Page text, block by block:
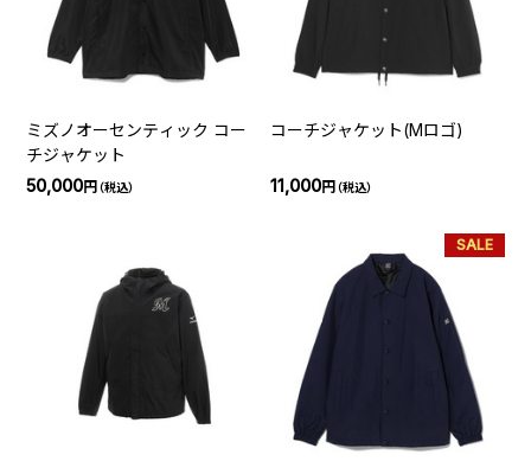
ミズノオーセンティック コー
チジャケット
50,000円（税込）
コーチジャケット(Mロゴ)
11,000円（税込）
SALE